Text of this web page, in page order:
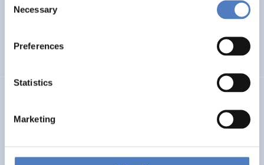
Selection
Necessary
Preferences
Statistics
Marketing
Development of products and services
SOZIALE INKLUSION (INKL. MIGRATION)
Social Entrepreneurship Education and Development Hub